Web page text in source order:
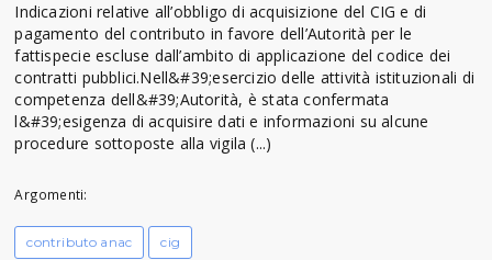
Indicazioni relative all’obbligo di acquisizione del CIG e di
pagamento del contributo in favore dell’Autorità per le
fattispecie escluse dall’ambito di applicazione del codice dei
contratti pubblici.Nell&#39;esercizio delle attività istituzionali di
competenza dell&#39;Autorità, è stata confermata
l&#39;esigenza di acquisire dati e informazioni su alcune
procedure sottoposte alla vigila (...)
Argomenti:
contributo anac cig